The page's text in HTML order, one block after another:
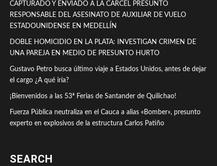
CAPTURADO Y ENVIADO A LA CÁRCEL PRESUNTO
RESPONSABLE DEL ASESINATO DE AUXILIAR DE VUELO
ESTADOUNIDENSE EN MEDELLÍN
DOBLE HOMICIDIO EN LA PLATA: INVESTIGAN CRIMEN DE
UNA PAREJA EN MEDIO DE PRESUNTO HURTO
Gustavo Petro busca último viaje a Estados Unidos, antes de dejar
el cargo ¿A qué iría?
¡Bienvenidos a las 53ª Ferias de Santander de Quilichao!
Fuerza Pública neutraliza en el Cauca a alias «Bomber», presunto
experto en explosivos de la estructura Carlos Patiño
SEARCH